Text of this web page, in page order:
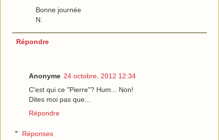
Bonne journée
N.
Répondre
Anonyme 24 octobre, 2012 12:34
C'est qui ce "Pierre"? Hum... Non!
Dites moi pas que...
Répondre
Réponses